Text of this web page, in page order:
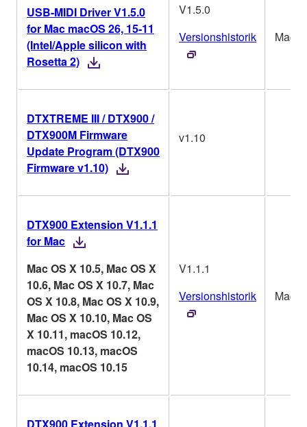
USB-MIDI Driver V1.5.0
for Mac macOS 26, 15-11
(Intel/Apple silicon with
Rosetta 2)
V1.5.0
Versionshistorik
Mac
DTXTREME III / DTX900 /
DTX900M Firmware
Update Program (DTX900
Firmware v1.10)
v1.10
DTX900 Extension V1.1.1
for Mac
Mac OS X 10.5, Mac OS X
10.6, Mac OS X 10.7, Mac
OS X 10.8, Mac OS X 10.9,
Mac OS X 10.10, Mac OS
X 10.11, macOS 10.12,
macOS 10.13, macOS
10.14, macOS 10.15
V1.1.1
Versionshistorik
Mac
DTX900 Extension V1.1.1